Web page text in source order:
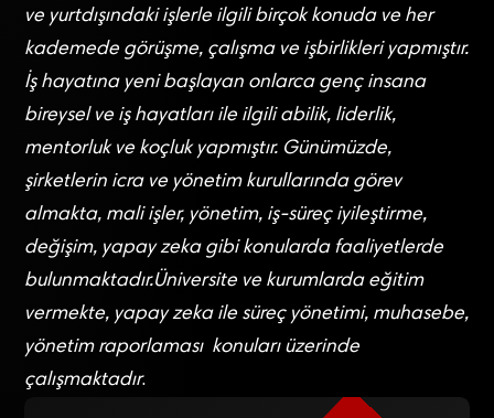
ve yurtdışındaki işlerle ilgili birçok konuda ve her
kademede görüşme, çalışma ve işbirlikleri yapmıştır.
İş hayatına yeni başlayan onlarca genç insana
bireysel ve iş hayatları ile ilgili abilik, liderlik,
mentorluk ve koçluk yapmıştır. Günümüzde,
şirketlerin icra ve yönetim kurullarında görev
almakta, mali işler, yönetim, iş-süreç iyileştirme,
değişim, yapay zeka gibi konularda faaliyetlerde
bulunmaktadır.Üniversite ve kurumlarda eğitim
vermekte, yapay zeka ile süreç yönetimi, muhasebe,
yönetim raporlaması konuları üzerinde
çalışmaktadır.